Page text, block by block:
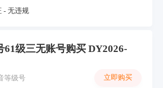
- 无违规
61级三无账号购买 DY2026-
等级号 立即购买